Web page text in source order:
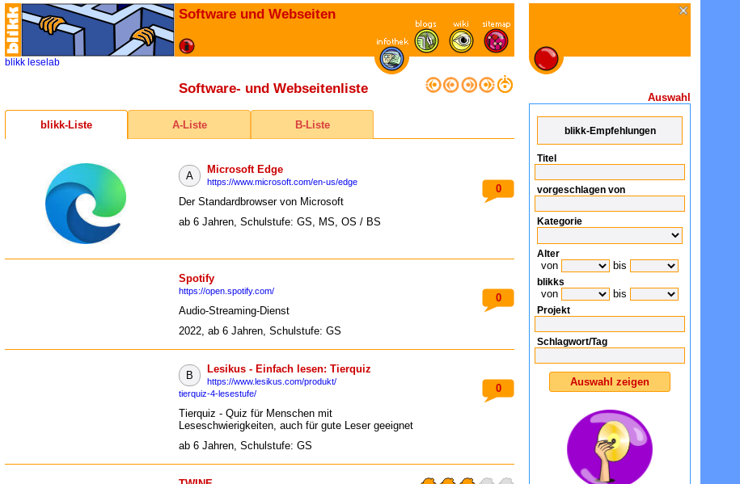
Software und Webseiten
blikk leselab
Software- und Webseitenliste
blikk-Liste A-Liste B-Liste
A
Microsoft Edge
https://www.microsoft.com/en-us/edge
Der Standardbrowser von Microsoft
ab 6 Jahren, Schulstufe: GS, MS, OS / BS
0
Spotify
https://open.spotify.com/
Audio-Streaming-Dienst
2022, ab 6 Jahren, Schulstufe: GS
0
B
Lesikus - Einfach lesen: Tierquiz
https://www.lesikus.com/produkt/
tierquiz-4-lesestufe/
Tierquiz - Quiz für Menschen mit
Leseschwierigkeiten, auch für gute Leser geeignet
ab 6 Jahren, Schulstufe: GS
0
Auswahl
Titel
vorgeschlagen von
Kategorie
Alter
von bis
blikks
von bis
Projekt
Schlagwort/Tag